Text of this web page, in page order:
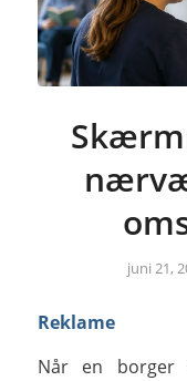
juni 21,
Reklame
Når en